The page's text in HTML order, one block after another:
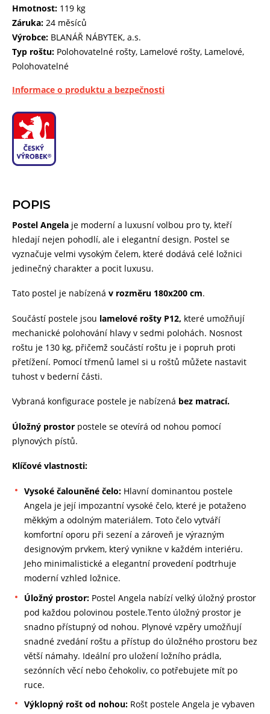
POPIS
Postel Angela je moderní a luxusní volbou pro ty, kteří
hledají nejen pohodlí, ale i elegantní design. Postel se
vyznačuje velmi vysokým čelem, které dodává celé ložnici
jedinečný charakter a pocit luxusu.
Tato postel je nabízená v rozměru 180x200 cm.
Součástí postele jsou lamelové rošty P12, které umožňují
mechanické polohování hlavy v sedmi polohách. Nosnost
roštu je 130 kg, přičemž součástí roštu je i popruh proti
přetížení. Pomocí třmenů lamel si u roštů můžete nastavit
tuhost v bederní části.
Vybraná konfigurace postele je nabízená bez matrací.
Úložný prostor postele se otevírá od nohou pomocí
plynových pístů.
Klíčové vlastnosti:
Vysoké čalouněné čelo: Hlavní dominantou postele
Angela je její impozantní vysoké čelo, které je potaženo
měkkým a odolným materiálem. Toto čelo vytváří
komfortní oporu při sezení a zároveň je výrazným
designovým prvkem, který vynikne v každém interiéru.
Jeho minimalistické a elegantní provedení podtrhuje
moderní vzhled ložnice.
Úložný prostor: Postel Angela nabízí velký úložný prostor
pod každou polovinou postele.Tento úložný prostor je
snadno přístupný od nohou. Plynové vzpěry umožňují
snadné zvedání roštu a přístup do úložného prostoru bez
větší námahy. Ideální pro uložení ložního prádla,
sezónních věcí nebo čehokoliv, co potřebujete mít po
ruce.
Výklopný rošt od nohou: Rošt postele Angela je vybaven
Hmotnost: 119 kg
Záruka: 24 měsíců
Výrobce: BLANÁŘ NÁBYTEK, a.s.
Typ roštu: Polohovatelné rošty, Lamelové rošty, Lamelové,
Polohovatelné
Informace o produktu a bezpečnosti